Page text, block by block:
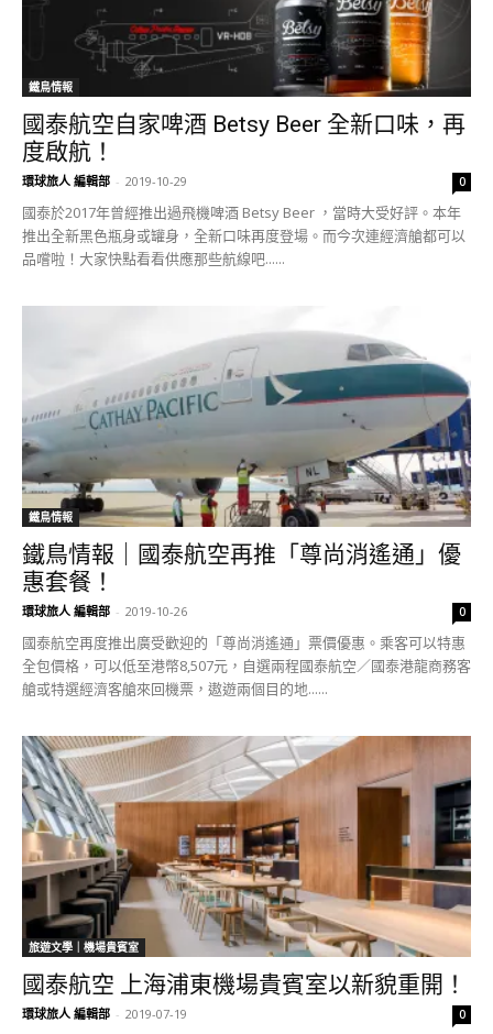
鐵鳥情報
國泰航空自家啤酒 Betsy Beer 全新口味，再
度啟航！
環球旅人 編輯部 - 2019-10-29 0
國泰於2017年曾經推出過飛機啤酒 Betsy Beer ，當時大受好評。本年
推出全新黑色瓶身或罐身，全新口味再度登場。而今次連經濟艙都可以
品嚐啦！大家快點看看供應那些航線吧......
鐵鳥情報
鐵鳥情報｜國泰航空再推「尊尚消遙通」優
惠套餐！
環球旅人 編輯部 - 2019-10-26 0
國泰航空再度推出廣受歡迎的「尊尚消遙通」票價優惠。乘客可以特惠
全包價格，可以低至港幣8,507元，自選兩程國泰航空／國泰港龍商務客
艙或特選經濟客艙來回機票，遨遊兩個目的地......
旅遊文學｜機場貴賓室
國泰航空 上海浦東機場貴賓室以新貌重開！
環球旅人 編輯部 - 2019-07-19 0